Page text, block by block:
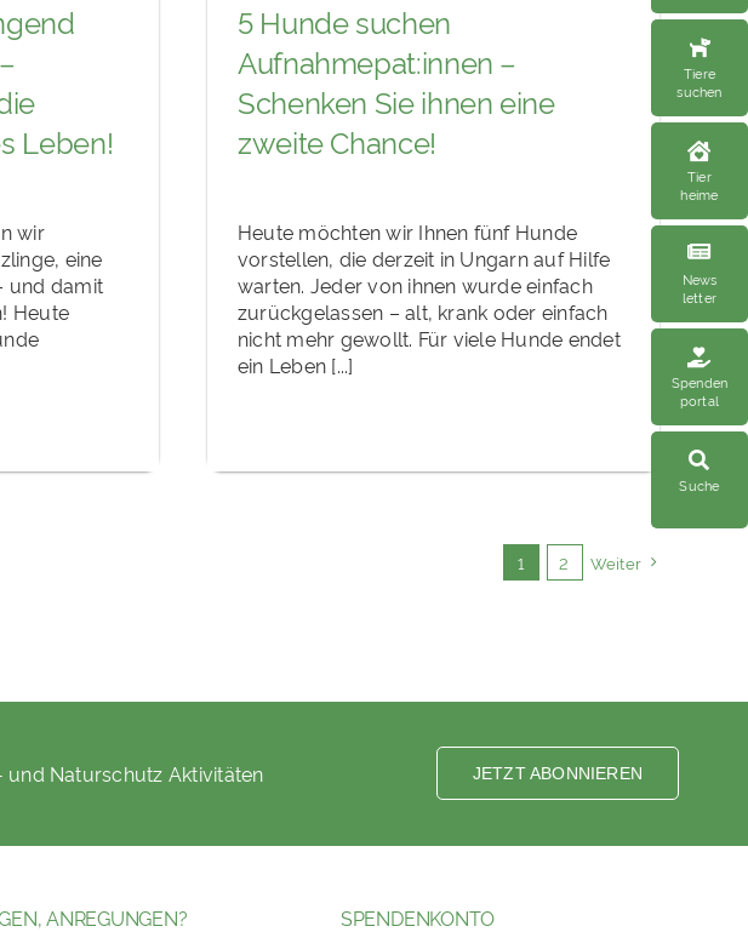
Tiere
suchen
Tier
heime
News
letter
Spenden
portal
Suche
Leben!
wir
eine
und damit
Heute
5 Hunde suchen
Aufnahmepat:innen –
Schenken Sie ihnen eine
zweite Chance!
Heute möchten wir Ihnen fünf Hunde
vorstellen, die derzeit in Ungarn auf Hilfe
warten. Jeder von ihnen wurde einfach
zurückgelassen – alt, krank oder einfach
nicht mehr gewollt. Für viele Hunde endet
ein Leben [...]
1 2 Weiter
Naturschutz Aktivitäten JETZT ABONNIEREN
ANREGUNGEN? SPENDENKONTO